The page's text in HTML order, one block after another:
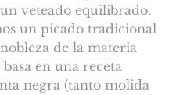
veteado equilibrado.
un picado tradicional
de la materia
en una receta
negra (tanto molida